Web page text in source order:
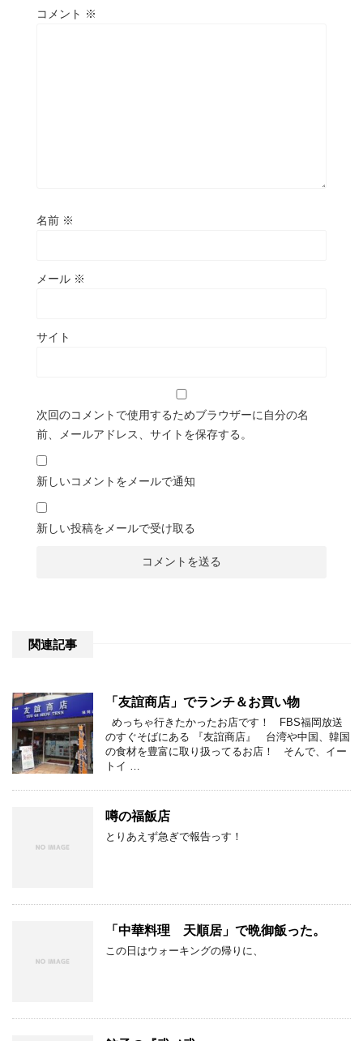
コメント ※
名前 ※
メール ※
サイト
次回のコメントで使用するためブラウザーに自分の名
前、メールアドレス、サイトを保存する。
新しいコメントをメールで通知
新しい投稿をメールで受け取る
関連記事
「友誼商店」でランチ＆お買い物
めっちゃ行きたかったお店です！ FBS福岡放送
のすぐそばにある 『友誼商店』 台湾や中国、韓国
の食材を豊富に取り扱ってるお店！ そんで、イー
トイ …
噂の福飯店
とりあえず急ぎで報告っす！
「中華料理 天順居」で晩御飯った。
この日はウォーキングの帰りに、